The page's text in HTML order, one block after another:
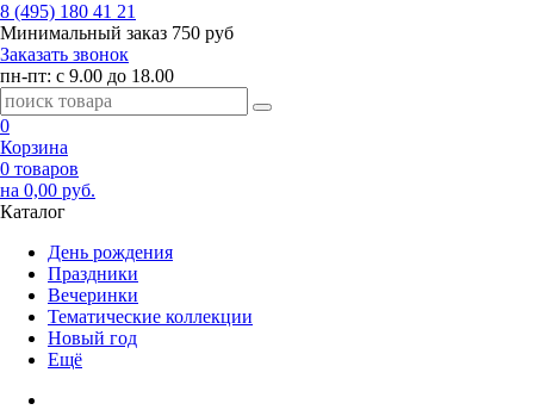
8 (495) 180 41 21
Минимальный заказ 750 руб
Заказать звонок
пн-пт: с 9.00 до 18.00
0
Корзина
0 товаров
на 0,00 руб.
Каталог
День рождения
Праздники
Вечеринки
Тематические коллекции
Новый год
Ещё